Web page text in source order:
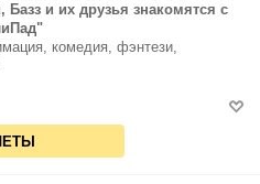
Базз и их друзья знакомятся с
комедия, фэнтези,